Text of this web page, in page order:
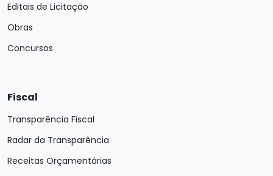
Editais de Licitação
Obras
Concursos
Fiscal
Transparência Fiscal
Radar da Transparência
Receitas Orçamentárias